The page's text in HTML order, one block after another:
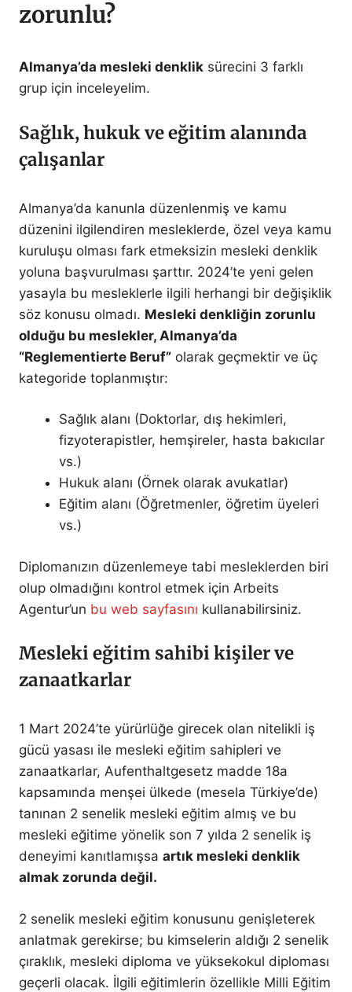
zorunlu?
Almanya’da mesleki denklik sürecini 3 farklı
grup için inceleyelim.
Sağlık, hukuk ve eğitim alanında
çalışanlar
Almanya’da kanunla düzenlenmiş ve kamu
düzenini ilgilendiren mesleklerde, özel veya kamu
kuruluşu olması fark etmeksizin mesleki denklik
yoluna başvurulması şarttır. 2024’te yeni gelen
yasayla bu mesleklerle ilgili herhangi bir değişiklik
söz konusu olmadı. Mesleki denkliğin zorunlu
olduğu bu meslekler, Almanya’da
“Reglementierte Beruf” olarak geçmektir ve üç
kategoride toplanmıştır:
Sağlık alanı (Doktorlar, dış hekimleri,
fizyoterapistler, hemşireler, hasta bakıcılar
vs.)
Hukuk alanı (Örnek olarak avukatlar)
Eğitim alanı (Öğretmenler, öğretim üyeleri
vs.)
Diplomanızın düzenlemeye tabi mesleklerden biri
olup olmadığını kontrol etmek için Arbeits
Agentur’un bu web sayfasını kullanabilirsiniz.
Mesleki eğitim sahibi kişiler ve
zanaatkarlar
1 Mart 2024’te yürürlüğe girecek olan nitelikli iş
gücü yasası ile mesleki eğitim sahipleri ve
zanaatkarlar, Aufenthaltgesetz madde 18a
kapsamında menşei ülkede (mesela Türkiye’de)
tanınan 2 senelik mesleki eğitim almış ve bu
mesleki eğitime yönelik son 7 yılda 2 senelik iş
deneyimi kanıtlamışsa artık mesleki denklik
almak zorunda değil.
2 senelik mesleki eğitim konusunu genişleterek
anlatmak gerekirse; bu kimselerin aldığı 2 senelik
çıraklık, mesleki diploma ve yüksekokul diploması
geçerli olacak. İlgili eğitimlerin özellikle Milli Eğitim